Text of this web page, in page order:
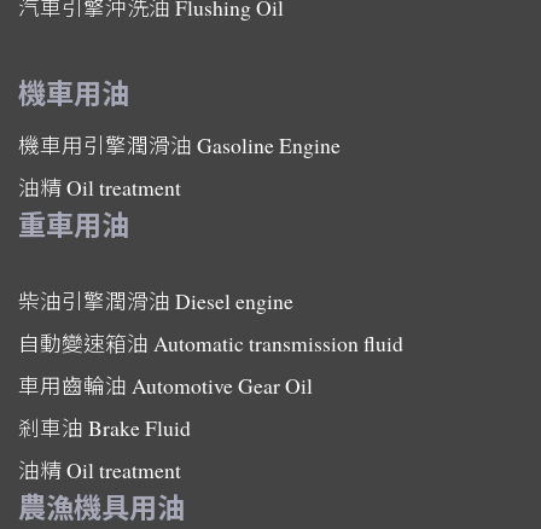
汽車引擎沖洗油 Flushing Oil
機車用油
機車用引擎潤滑油 Gasoline Engine
油精Oil treatment
重車用油
柴油引擎潤滑油 Diesel engine
自動變速箱油 Automatic transmission fluid
車用齒輪油 Automotive Gear Oil
剎車油 Brake Fluid
油精Oil treatment
農漁機具用油